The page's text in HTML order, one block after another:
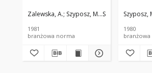
80/6115-77
Zalewska, A. Szyposz, M. Szymańska, G.
1981
branżowa norma
Szyposz,
1980